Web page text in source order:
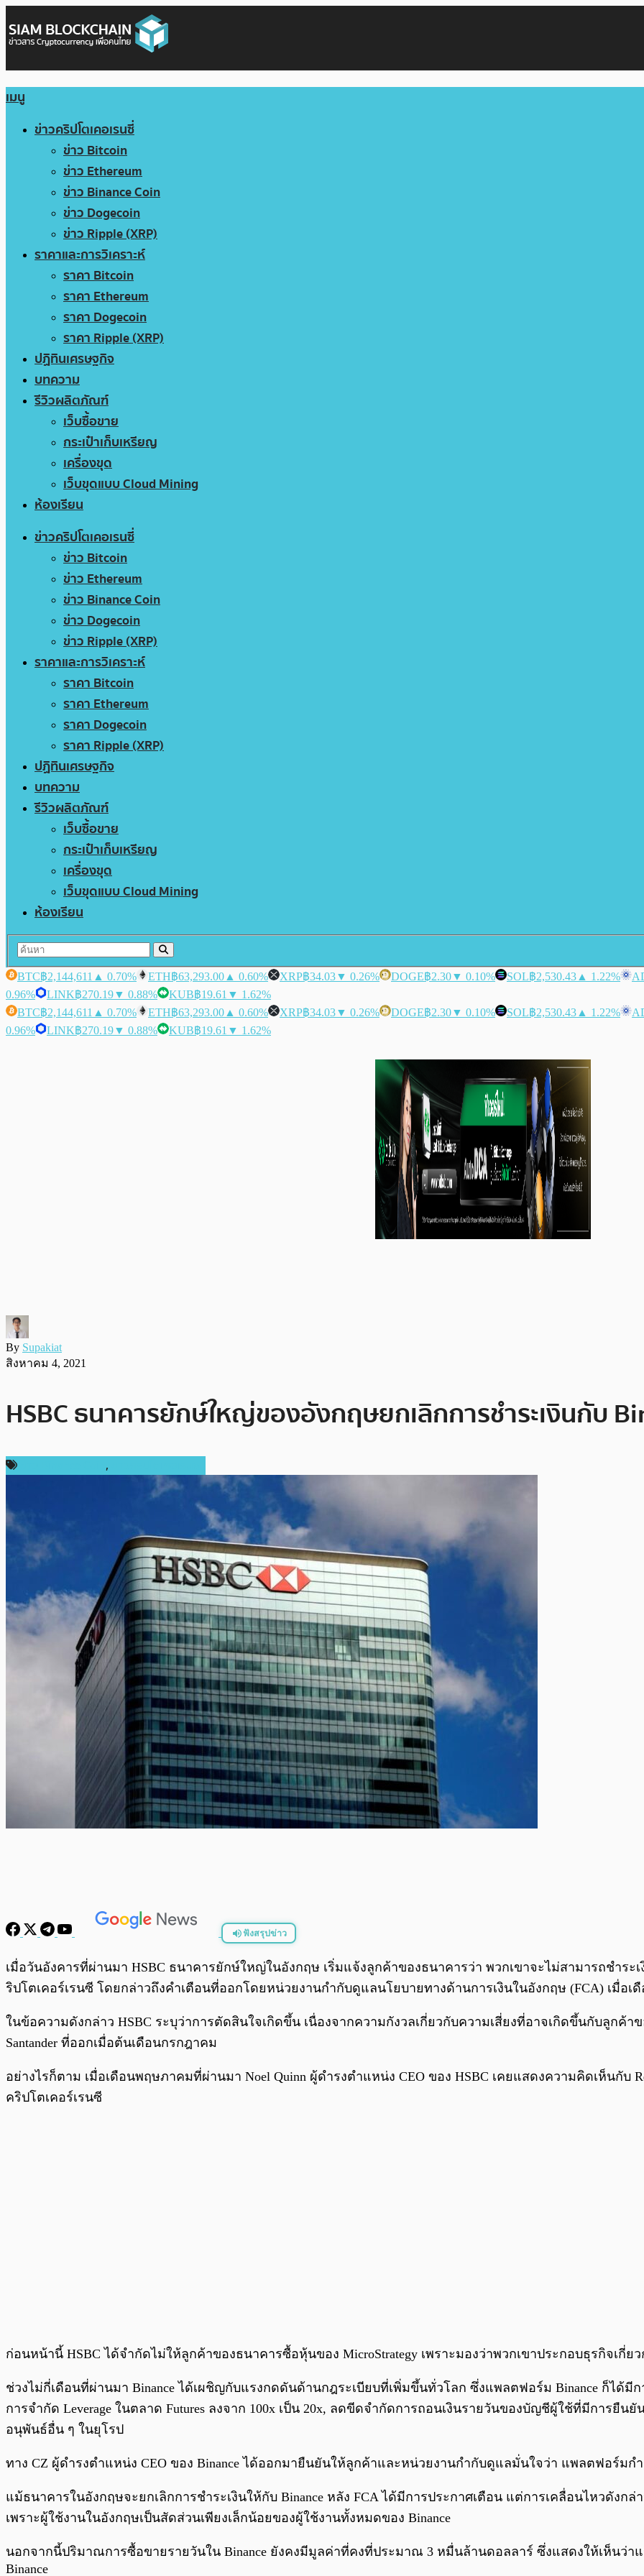
เมนู
ข่าวคริปโตเคอเรนซี่
ข่าว Bitcoin
ข่าว Ethereum
ข่าว Binance Coin
ข่าว Dogecoin
ข่าว Ripple (XRP)
ราคาและการวิเคราะห์
ราคา Bitcoin
ราคา Ethereum
ราคา Dogecoin
ราคา Ripple (XRP)
ปฏิทินเศรษฐกิจ
บทความ
รีวิวผลิตภัณฑ์
เว็บซื้อขาย
กระเป๋าเก็บเหรียญ
เครื่องขุด
เว็บขุดแบบ Cloud Mining
ห้องเรียน
ข่าวคริปโตเคอเรนซี่
ข่าว Bitcoin
ข่าว Ethereum
ข่าว Binance Coin
ข่าว Dogecoin
ข่าว Ripple (XRP)
ราคาและการวิเคราะห์
ราคา Bitcoin
ราคา Ethereum
ราคา Dogecoin
ราคา Ripple (XRP)
ปฏิทินเศรษฐกิจ
บทความ
รีวิวผลิตภัณฑ์
เว็บซื้อขาย
กระเป๋าเก็บเหรียญ
เครื่องขุด
เว็บขุดแบบ Cloud Mining
ห้องเรียน
BTC฿2,144,611 ▲ 0.70% ETH฿63,293.00 ▲ 0.60% XRP฿34.03▼ 0.26% DOGE฿2.30▼ 0.10% SOL฿2,530.43 ▲ 1.22%
0.96%
LINK฿270.19▼ 0.88% KUB฿19.61 ▼ 1.62%
BTC฿2,144,611 ▲ 0.70% ETH฿63,293.00 ▲ 0.60% XRP฿34.03▼ 0.26% DOGE฿2.30▼ 0.10% SOL฿2,530.43 ▲ 1.22%
0.96%
LINK฿270.19▼ 0.88% KUB฿19.61 ▼ 1.62%
By Supakiat
สิงหาคม 4, 2021
HSBC ธนาคารยักษ์ใหญ่ของอังกฤษยกเลิกการชำระเงินกับ
,
ฟังสรุปข่าว
พร้อมเล่น
เมื่อวันอังคารที่ผ่านมา HSBC ธนาคารยักษ์ใหญ่ในอังกฤษ เริ่มแจ้งลูกค้าของธนาคารว่า พวกเขาจะไม่สามารถชำระ
ริปโตเคอร์เรนซี โดยกล่าวถึงคำเตือนที่ออกโดยหน่วยงานกำกับดูแลนโยบายทางด้านการเงินในอังกฤษ (FCA) เมื่อ
ในข้อความดังกล่าว HSBC ระบุว่าการตัดสินใจเกิดขึ้น เนื่องจากความกังวลเกี่ยวกับความเสี่ยงที่อาจเกิดขึ้นกับลูกค้
Santander ที่ออกเมื่อต้นเดือนกรกฎาคม
อย่างไรก็ตาม เมื่อเดือนพฤษภาคมที่ผ่านมา Noel Quinn ผู้ดำรงตำแหน่ง CEO ของ HSBC เคยแสดงความคิดเห็นกับ
คริปโตเคอร์เรนซี
ก่อนหน้านี้ HSBC ได้จำกัดไม่ให้ลูกค้าของธนาคารซื้อหุ้นของ MicroStrategy เพราะมองว่าพวกเขาประกอบธุรกิจเกี่ย
ช่วงไม่กี่เดือนที่ผ่านมา Binance ได้เผชิญกับแรงกดดันด้านกฎระเบียบที่เพิ่มขึ้นทั่วโลก ซึ่งแพลตฟอร์ม Binance ก็ได้
การจำกัด Leverage ในตลาด Futures ลงจาก 100x เป็น 20x, ลดขีดจำกัดการถอนเงินรายวันของบัญชีผู้ใช้ที่มีการยืน
อนุพันธ์อื่น ๆ ในยุโรป
ทาง CZ ผู้ดำรงตำแหน่ง CEO ของ Binance ได้ออกมายืนยันให้ลูกค้าและหน่วยงานกำกับดูแลมั่นใจว่า แพลตฟอร์ม
แม้ธนาคารในอังกฤษจะยกเลิกการชำระเงินให้กับ Binance หลัง FCA ได้มีการประกาศเตือน แต่การเคลื่อนไหวดังก
เพราะผู้ใช้งานในอังกฤษเป็นสัดส่วนเพียงเล็กน้อยของผู้ใช้งานทั้งหมดของ Binance
นอกจากนี้ปริมาณการซื้อขายรายวันใน Binance ยังคงมีมูลค่าที่คงที่ประมาณ 3 หมื่นล้านดอลลาร์ ซึ่งแสดงให้เห็นว่า
Binance